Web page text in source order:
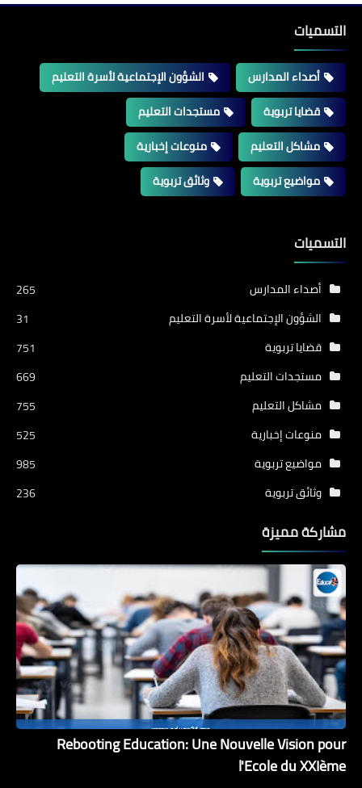
التسميات
أصداء المدارس
الشؤون الإجتماعية لأسرة التعليم
قضايا تربوية
مستجدات التعليم
مشاكل التعليم
منوعات إخبارية
مواضيع تربوية
وثائق تربوية
التسميات
أصداء المدارس
265
الشؤون الإجتماعية لأسرة التعليم
31
قضايا تربوية
751
مستجدات التعليم
669
مشاكل التعليم
755
منوعات إخبارية
525
مواضيع تربوية
985
وثائق تربوية
236
مشاركة مميزة
Rebooting Education: Une Nouvelle Vision pour
l'Ecole du XXIème